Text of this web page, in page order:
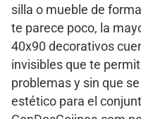
silla o mueble de
te parece poco, la
40x90 decorativos
invisibles que te
problemas y sin que
estético para el